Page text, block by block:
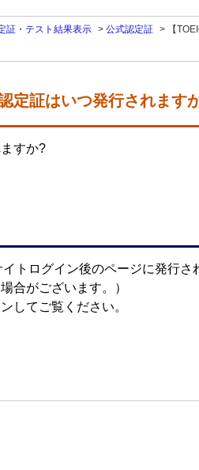
証・テスト結果表示 > 公式認定証 >
【
定証はいつ発行されます
すか?
トログイン後のページに発行さ
合がございます。）
してご覧ください。